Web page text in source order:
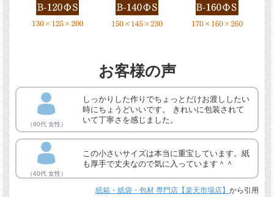
お客様の声
（60代 女性）
しっかりした作りでちょっとだけお渡ししたい
時にちょうどいいです。 きれいに包装されて
いて丁寧さを感じました。
（40代 女性）
この小さいサイズは本当に重宝しています。紙
も厚手で丈夫なので気に入っています＾＾
紙箱・紙袋・包材 専門店【楽天市場店】 から引用